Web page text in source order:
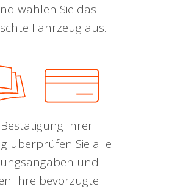
wählen Sie das
Fahrzeug aus.
Ihrer
überprüfen Sie alle
und
Ihre bevorzugte